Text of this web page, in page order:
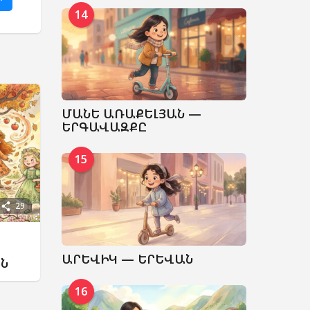
29
14
ՄԱՆԵ ԱՌԱՔԵԼՅԱՆ —
ԵՐԳԱՎԱԶՔԸ
15
ԱՐԵՎԻԿ — ԵՐԵՎԱՆ
16